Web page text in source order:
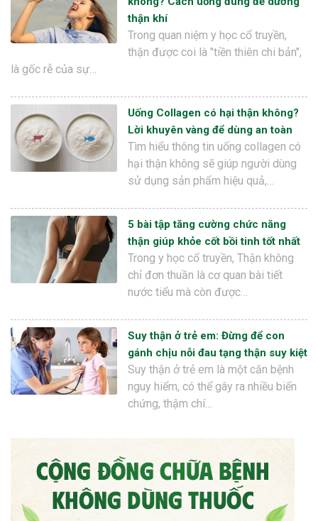
thận khí
Trong quan niệm y học cổ truyền,
thận được coi là "tiền thiên chi bản",
là gốc rễ của sự…
Uống Collagen có hại thận không?
Lời khuyên vàng để dùng an toàn
Tìm hiểu thông tin uống collagen có
hại thận không sẽ giúp người dùng
sử dụng sản phẩm hiệu quả,…
5 bài tập tăng cường chức năng
thận giúp khỏe cốt bồi tinh tốt nhất
Trong y học cổ truyền, Thận không
chỉ đơn thuần là cơ quan bài tiết
nước tiểu mà còn được…
Suy thận ở trẻ em: Đừng để con
gánh chịu nỗi đau tạng thận suy kiệt
Suy thận ở trẻ em là một căn bệnh
nguy hiểm, có thể gây ra nhiều biến
chứng, thậm chí…